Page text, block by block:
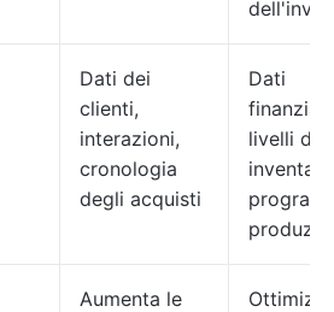
Dati dei
clienti,
interazioni,
cronologia
degli acquisti
Dati
livelli di
Aumenta le